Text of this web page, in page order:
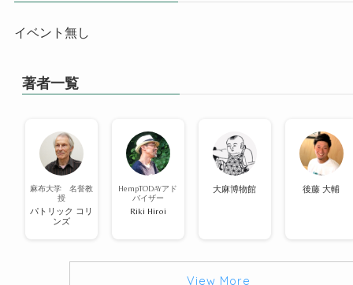
イベント無し
著者一覧
麻布大学 名誉教
授
パトリック コリ
ンズ
HempTODAYアド
バイザー
Riki Hiroi
大麻博物館 後藤 大輔
View More